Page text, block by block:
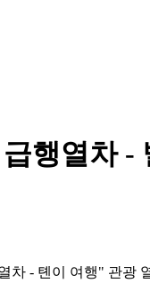
행열차
차 - 톈이 여행" 관광